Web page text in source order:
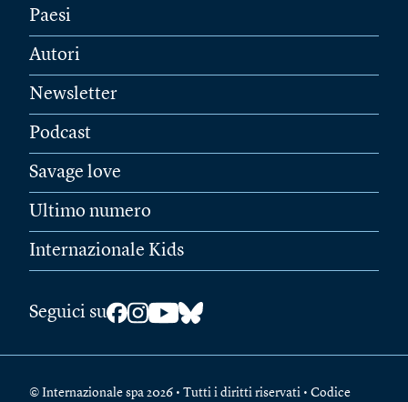
Paesi
Autori
Newsletter
Podcast
Savage love
Ultimo numero
Internazionale Kids
Seguici su
© Internazionale spa 2026 • Tutti i diritti riservati • Codice